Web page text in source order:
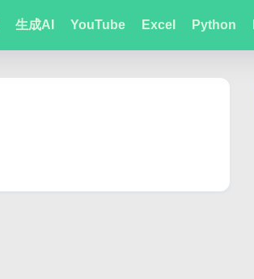
生成AI YouTube Excel Python